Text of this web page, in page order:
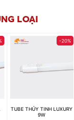
LOẠI
-20%
TUBE THỦY TINH LUXURY
9W